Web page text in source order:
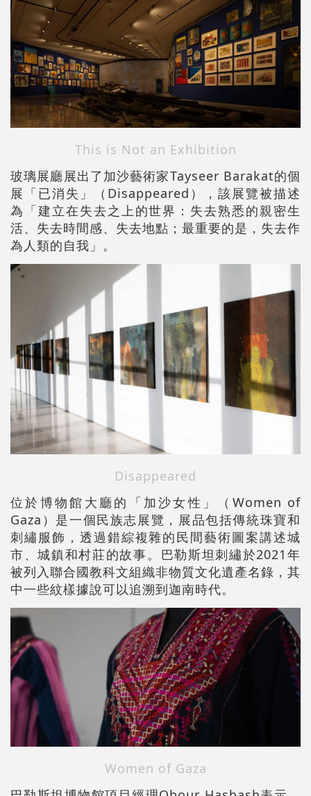
This is Not an Exhibition
玻璃展廳展出了加沙藝術家Tayseer Barakat的個
展「已消失」（Disappeared），該展覽被描述
為「建立在失去之上的世界：失去熟悉的親密生
活、失去時間感、失去地點；最重要的是，失去作
為人類的自我」。
Disappeared
位於博物館大廳的「加沙女性」（Women of
Gaza）是一個民族志展覽，展品包括傳統珠寶和
刺繡服飾，透過錯綜複雜的民間藝術圖案講述城
市、城鎮和村莊的故事。巴勒斯坦刺繡於2021年
被列入聯合國教科文組織非物質文化遺產名錄，其
中一些紋樣據說可以追溯到迦南時代。
Women of Gaza